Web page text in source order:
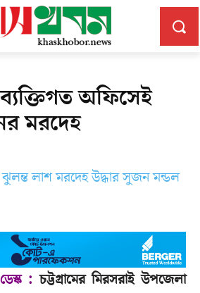
অফিসেই
মরদেহ
: চট্টগ্রামের মিরসরাই উপজেলা